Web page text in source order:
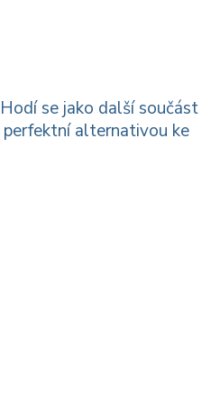
se jako další součást
alternativou ke